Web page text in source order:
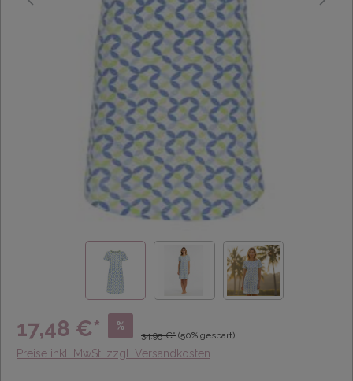
17,48 €* %
34,95 €* (50% gespart)
Preise inkl. MwSt. zzgl. Versandkosten